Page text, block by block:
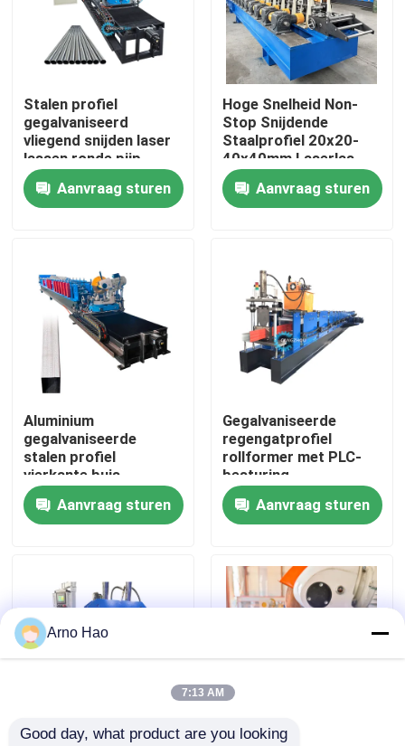
Producten
Ongeveer ons
Fabrieksreis
Kwaliteitscontrole
Contacteer ons
Gevallen
Dubbel Laagbroodje die Machine vormen
Stalen profiel
gegalvaniseerd
vliegend snijden laser
lassen ronde pijp
maken rollen vormen
machineAanvraag sturen
Hoge Snelheid Non-
Stop Snijdende
Staalprofiel 20x20-
40x40mm Laserlas
Pijp Productie
Rolvormmachine
Aanvraag sturen
Aluminium
gegalvaniseerde
stalen profiel
vierkante buis
naadbuis die
rolvormmachine
maakt
Aanvraag sturen
Gegalvaniseerde
regengatprofiel
rollformer met PLC-
besturing
Aanvraag sturen
10 Soorten Gegalvaniseerde staal
Arno Hao
7:13 AM
Good day, what product are you looking